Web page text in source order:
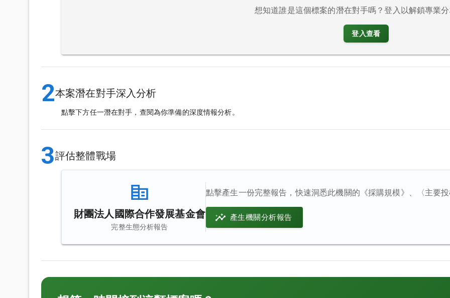
想知道誰是這個標案的潛在對手嗎？登入以解鎖專業
登入查看
2本案潛在對手深入分析
點擊下方任一潛在對手，查閱為你準備的深度情報分析。
3評估整體戰場
財團法人國際合作發展基金會
完整生態分析報告
點擊產生一份完整報告，快速洞悉此機關的《採購規模》、〈主要
產生機關分析報告